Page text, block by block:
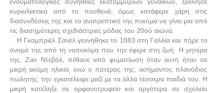
κυριολεκτικά από το πουθενά, όµως κατάφερε χάρη στις
διασυνδέσεις της και το ανατρεπτικό της πνεύµα να γίνει μια από
τις διασημότερες σχεδιάστριες μόδας του 20ού αιώνα.
H Γκαµπριέλ Σανέλ γεννήθηκε το 1883 στη Γαλλία και πήρε το
όνοµά της από τη νοσοκόµα που την έφερε στη ζωή. Η µητέρα
της, Ζαν Ντεβόλ, πέθανε από φυµατίωση όταν αυτή ήταν σε
µικρή ακόµη ηλικία, ενώ ο πατέρας της, ασήµαντος πλανόδιος
πωλητής, την εγκατέλειψε µαζί µε τα άλλα τέσσερα παιδιά του. Η
µικρή κατέληξε σε ορφανοτροφείο και αργότερα σε σχολείο